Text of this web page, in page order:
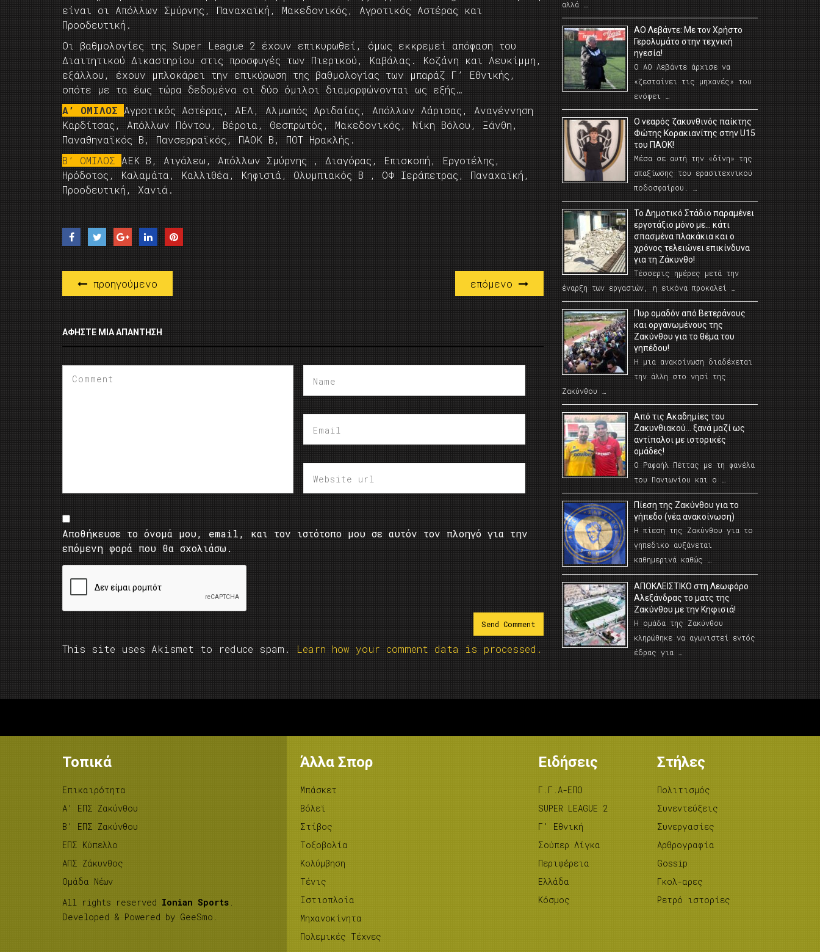
είναι οι Απόλλων Σμύρνης, Παναχαϊκή, Μακεδονικός, Αγροτικός Αστέρας και
Προοδευτική.
Οι βαθμολογίες της Super League 2 έχουν επικυρωθεί, όμως εκκρεμεί απόφαση του
Διαιτητικού Δικαστηρίου στις προσφυγές των Πιερικού, Καβάλας. Κοζάνη και Λευκίμμη,
εξάλλου, έχουν μπλοκάρει την επικύρωση της βαθμολογίας των μπαράζ Γ’ Εθνικής,
οπότε με τα έως τώρα δεδομένα οι δύο όμιλοι διαμορφώνονται ως εξής…
Α’ ΟΜΙΛΟΣ Αγροτικός Αστέρας, ΑΕΛ, Αλμωπός Αριδαίας, Απόλλων Λάρισας, Αναγέννηση
Καρδίτσας, Απόλλων Πόντου, Βέροια, Θεσπρωτός, Μακεδονικός, Νίκη Βόλου, Ξάνθη,
Παναθηναϊκός Β, Πανσερραϊκός, ΠΑΟΚ Β, ΠΟΤ Ηρακλής.
Β’ ΟΜΙΛΟΣ ΑΕΚ Β, Αιγάλεω, Απόλλων Σμύρνης , Διαγόρας, Επισκοπή, Εργοτέλης,
Ηρόδοτος, Καλαμάτα, Καλλιθέα, Κηφισιά, Ολυμπιακός Β , ΟΦ Ιεράπετρας, Παναχαϊκή,
Προοδευτική, Χανιά.
προηγούμενο επόμενο
ΑΦΉΣΤΕ ΜΙΑ ΑΠΆΝΤΗΣΗ
Αποθήκευσε το όνομά μου, email, και τον ιστότοπο μου σε αυτόν τον πλοηγό για την
επόμενη φορά που θα σχολιάσω.
This site uses Akismet to reduce spam. Learn how your comment data is processed.
αλλά …
ΑΟ Λεβάντε: Με τον Χρήστο
Γερολυμάτο στην τεχνική
ηγεσία!
Ο ΑΟ Λεβάντε άρχισε να
«ζεσταίνει τις μηχανές» του
ενόψει …
O νεαρός ζακυνθινός παίκτης
Φώτης Κορακιανίτης στην U15
του ΠΑΟΚ!
Μέσα σε αυτή την «δίνη» της
απαξίωσης του ερασιτεχνικού
ποδοσφαίρου. …
Το Δημοτικό Στάδιο παραμένει
εργοτάξιο μόνο με… κάτι
σπασμένα πλακάκια και ο
χρόνος τελειώνει επικίνδυνα
για τη Ζάκυνθο!
Τέσσερις ημέρες μετά την
έναρξη των εργασιών, η εικόνα προκαλεί …
Πυρ ομαδόν από Βετεράνους
και οργανωμένους της
Ζακύνθου για το θέμα του
γηπέδου!
Η μια ανακοίνωση διαδέχεται
την άλλη στο νησί της
Ζακύνθου …
Από τις Ακαδημίες του
Ζακυνθιακού… ξανά μαζί ως
αντίπαλοι με ιστορικές
ομάδες!
Ο Ραφαήλ Πέττας με τη φανέλα
του Πανιωνίου και ο …
Πίεση της Ζακύνθου για το
γήπεδο (νέα ανακοίνωση)
Η πίεση της Ζακύνθου για το
γηπεδικο αυξάνεται
καθημερινά καθώς …
AΠΟΚΛΕΙΣΤΙΚΟ στη Λεωφόρο
Αλεξάνδρας το ματς της
Ζακύνθου με την Κηφισιά!
Η ομάδα της Ζακύνθου
κληρώθηκε να αγωνιστεί εντός
έδρας για …
Τοπικά
Επικαιρότητα
A’ ΕΠΣ Ζακύνθου
B’ ΕΠΣ Ζακύνθου
ΕΠΣ Κύπελλο
ΑΠΣ Ζάκυνθος
Ομάδα Νέων
All rights reserved Ionian Sports .
Developed & Powered by GeeSmo .
Άλλα Σπορ
Μπάσκετ
Βόλεϊ
Στίβος
Tοξοβολία
Κολύμβηση
Τένις
Ιστιοπλοΐα
Μηχανοκίνητα
Πολεμικές Τέχνες
Ειδήσεις
Γ.Γ.Α-ΕΠΟ
SUPER LEAGUE 2
Γ’ Εθνική
Σούπερ Λίγκα
Περιφέρεια
Ελλάδα
Κόσμος
Στήλες
Πολιτισμός
Συνεντεύξεις
Συνεργασίες
Αρθρογραφία
Gossip
Γκολ-αρες
Ρετρό ιστορίες